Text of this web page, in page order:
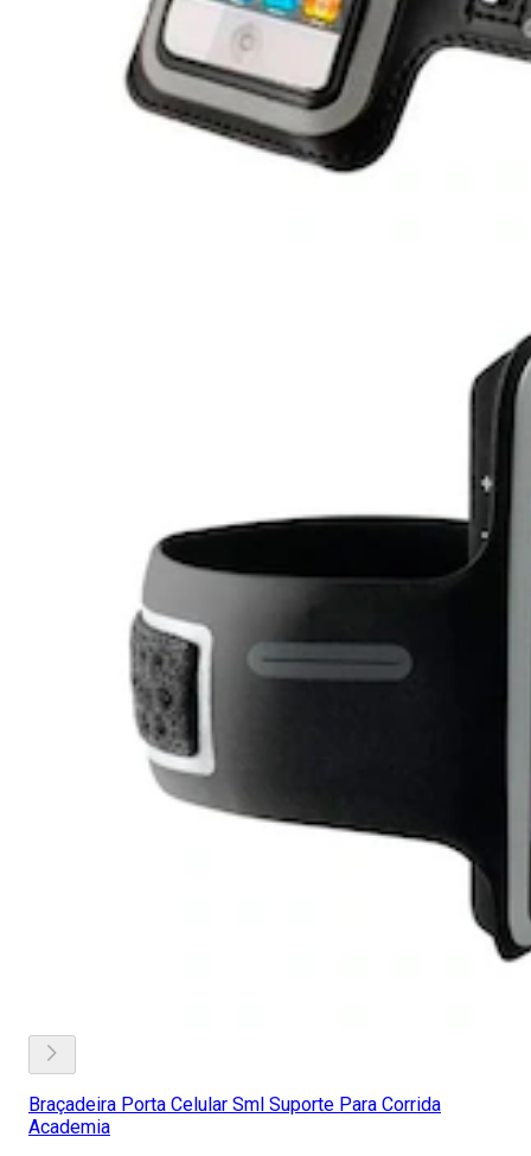
Braçadeira Porta Celular Sml Suporte Para Corrida
Academia